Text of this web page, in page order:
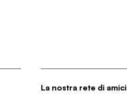
La nostra rete di amici